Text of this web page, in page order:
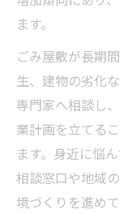
ます。
ごみ屋敷が長期
生、建物の劣化
専門家へ相談し
業計画を立てる
ます。身近に悩
相談窓口や地域
境づくりを進め